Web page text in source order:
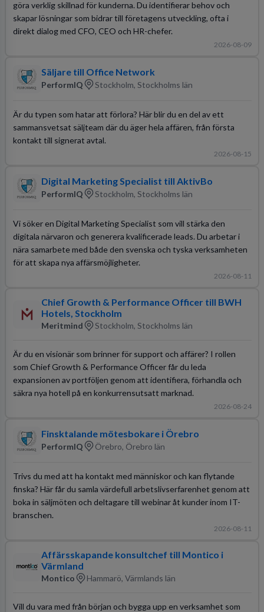
göra verklig skillnad för kunderna. Du identifierar behov och
skapar lösningar som bidrar till företagens utveckling, ofta i
direkt dialog med CFO, CEO och HR-chefer.
2026-08-09
Säljare till Office Network
PerformIQ Stockholm, Stockholms län
Är du typen som hatar att förlora? Här blir du en del av ett
sammansvetsat säljteam där du äger hela affären, från första
kontakt till signerat avtal.
2026-08-15
Digital Marketing Specialist till AktivBo
PerformIQ Stockholm, Stockholms län
Vi söker en Digital Marketing Specialist som vill stärka den
digitala närvaron och generera kvalificerade leads. Du arbetar i
nära samarbete med både den svenska och tyska verksamheten
för att skapa nya affärsmöjligheter.
2026-08-11
Chief Growth & Performance Officer till BWH
Hotels, Stockholm
Meritmind Stockholm, Stockholms län
Är du en visionär som brinner för support och affärer? I rollen
som Chief Growth & Performance Officer får du leda
expansionen av portföljen genom att identifiera, förhandla och
säkra nya hotell på en konkurrensutsatt marknad.
2026-08-24
Finsktalande mötesbokare i Örebro
PerformIQ Örebro, Örebro län
Trivs du med att ha kontakt med människor och kan flytande
finska? Här får du samla värdefull arbetslivserfarenhet genom att
boka in säljmöten och deltagare till webinar åt kunder inom IT-
branschen.
2026-08-11
Affärsskapande konsultchef till Montico i
Värmland
Montico Hammarö, Värmlands län
Vill du vara med från början och bygga upp en verksamhet som